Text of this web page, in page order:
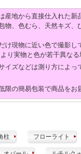
産地から直接仕入れた新
物、色むら、天然キズ、
け現物に近い色で撮影し
り実物と色が若干異なる
イズなどは測り方によっ
限の簡易包装で商品をお
柱 フローライト